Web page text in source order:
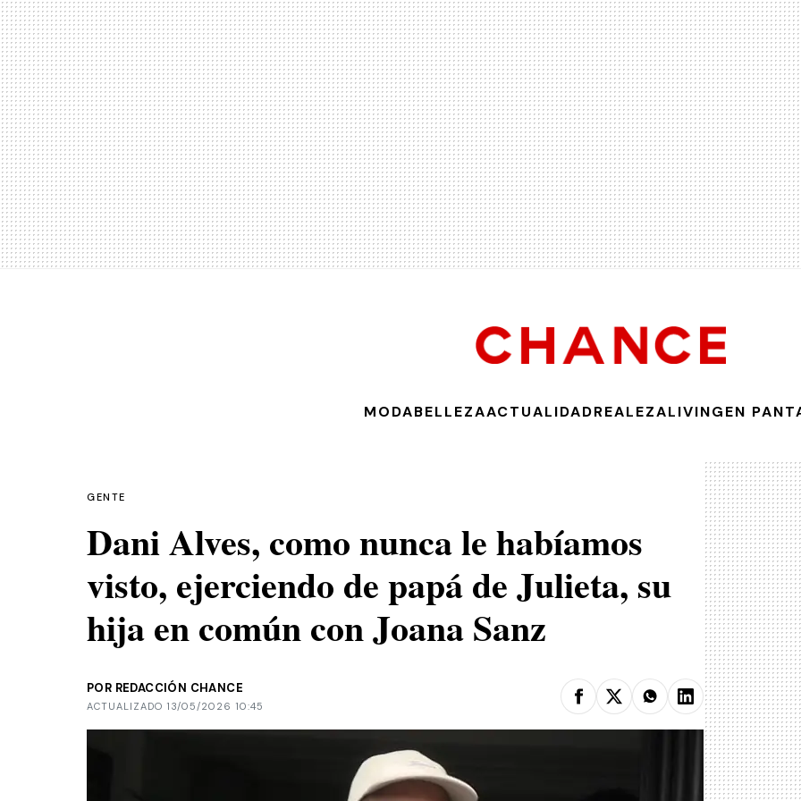
MODABELLEZAACTUALIDADREALEZALIVINGEN
GENTE
Dani Alves, como nunca le habíamos
visto, ejerciendo de papá de Julieta, su
hija en común con Joana Sanz
POR REDACCIÓN CHANCE
ACTUALIZADO 13/05/2026 10:45